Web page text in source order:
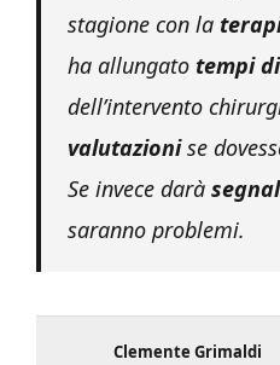
stagione con la
ha allungato tempi
dell’intervento
valutazionise
Se invece darà
saranno problemi.
Clemente Grimaldi